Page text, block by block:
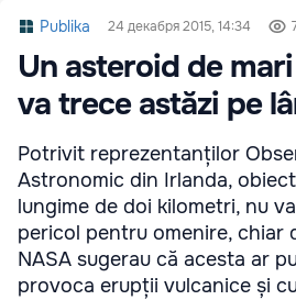
Publika 24 декабря 2015, 14:34
Un asteroid de
va trece astăzi pe
Potrivit reprezentanților
Astronomic din Irlanda,
lungime de doi kilometri, nu
pericol pentru omenire, chiar
NASA sugerau că acesta ar
provoca erupții vulcanice și